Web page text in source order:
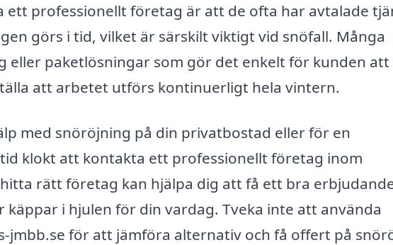
ett professionellt företag är att de ofta har avtalade
görs i tid, vilket är särskilt viktigt vid snöfall. Många
eller paketlösningar som gör det enkelt för kunden att
att arbetet utförs kontinuerligt hela vintern.
med snöröjning på din privatbostad eller för en
klokt att kontakta ett professionellt företag inom
rätt företag kan hjälpa dig att få ett bra
i hjulen för din vardag. Tveka inte att använda
jmbb.se för att jämföra alternativ och få offert på